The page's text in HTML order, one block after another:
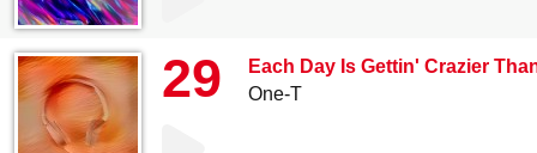
29
Each Day Is Gettin' Crazier
One-T